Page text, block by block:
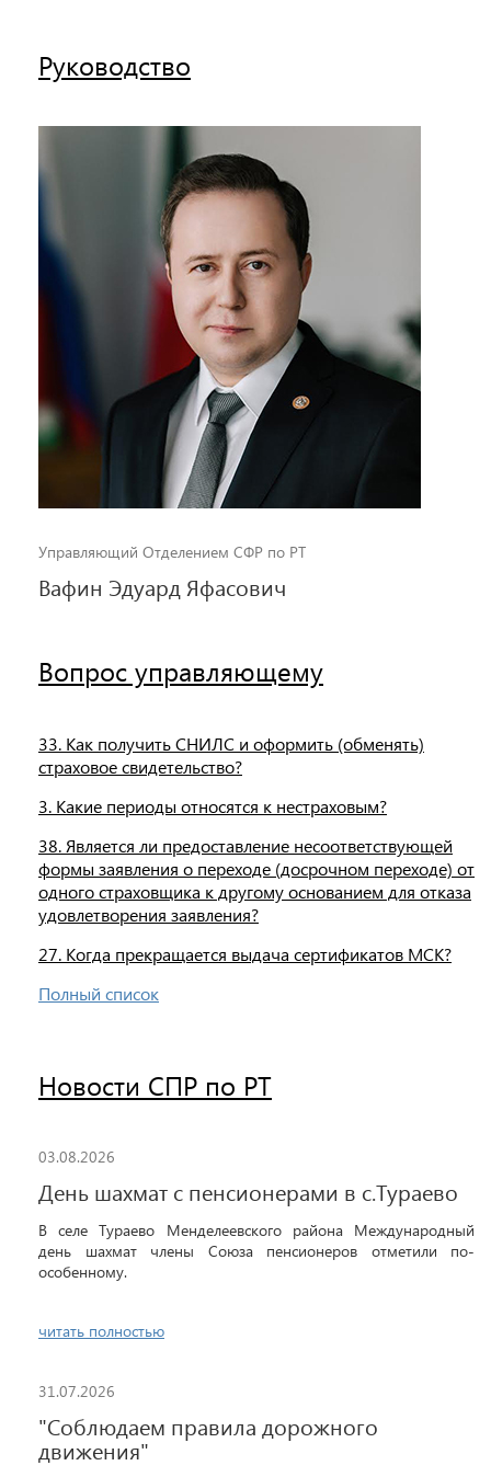
Руководство
Управляющий Отделением СФР по РТ
Вафин Эдуард Яфасович
Вопрос управляющему
33. Как получить СНИЛС и оформить (обменять)
страховое свидетельство?
3. Какие периоды относятся к нестраховым?
38. Является ли предоставление несоответствующей
формы заявления о переходе (досрочном переходе) от
одного страховщика к другому основанием для отказа
удовлетворения заявления?
27. Когда прекращается выдача сертификатов МСК?
Полный список
Новости СПР по РТ
03.08.2026
День шахмат с пенсионерами в с.Тураево
В селе Тураево Менделеевского района Международный
день шахмат члены Союза пенсионеров отметили по-
особенному.
читать полностью
31.07.2026
"Соблюдаем правила дорожного
движения"